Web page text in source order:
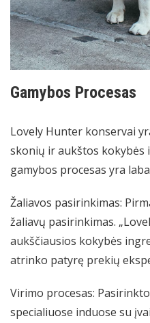
Gamybos Procesas
Lovely Hunter konservai
skonių ir aukštos kokybės
gamybos procesas yra
Žaliavos pasirinkimas:
žaliavų pasirinkimas.
aukščiausios kokybės
atrinko patyrę prekių
Virimo procesas:
specialiuose induose su